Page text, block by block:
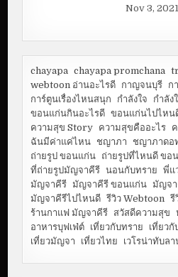
Nov 3, 2021
chayapa chayapa promchana
webtoon อ่านอะไรดี กาญจนบุรี ก
การ์ตูนเรื่องไหนสนุก
กำลังใจ กำลัง
ขอนแก่นกินอะไรดี ขอนแก่นไปไหน
ความสุข Story ความสุขคืออะไร
ฉันมีค่าแค่ไหน ชญาภา ชญาภาดอ
ถ่ายรูป ขอนแก่น ถ่ายรูปที่ไหนดี ขอ
ที่ถ่ายรูปมัญจาคีรี นอนกับทราย พี่แ
มัญจาคีรี มัญจาคีรี ขอนแก่น มัญจา
มัญจาคีรีไปไหนดี รีวิว Webtoon
รี
ร้านกาแฟ มัญจาคีรี สวัสดีความสุข
อาหารบุฟเฟ่ต์ เที่ยวกับทราย เที่ยวกั
เที่ยวมัญจา
เที่ยวไทย เวโรน่าทับลา